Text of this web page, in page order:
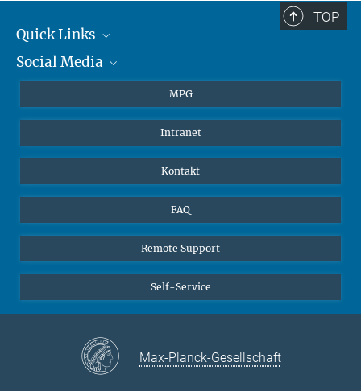
+49 6131 305-1309
Hahn-Meitner-Weg 1, 55128 Mainz
TOP
Quick Links
Journalisten
Alumni
Social Media
Facebook
Instagram
YouTube
MPG
Intranet
Kontakt
FAQ
Remote Support
Self-Service
Max-Planck-Gesellschaft